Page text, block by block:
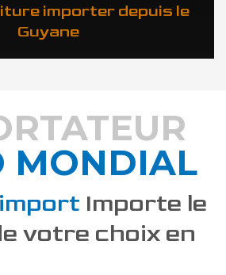
importer depuis le
Guyane
DÉCOUVREZ COMMENT
MONDIAL
Importe le
votre choix en